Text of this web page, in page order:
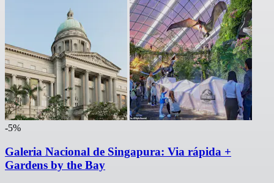
-5%
Galeria Nacional de Singapura: Via rápida +
Gardens by the Bay